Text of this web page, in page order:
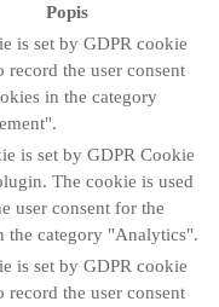
Popis
is set by GDPR cookie
record the user consent
in the category
is set by GDPR Cookie
The cookie is used
user consent for the
the category "Analytics".
is set by GDPR cookie
record the user consent